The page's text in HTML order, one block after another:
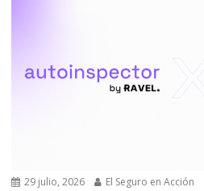
29 julio, 2026 El Seguro en Acción